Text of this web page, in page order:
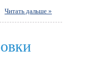
Читать дальше »